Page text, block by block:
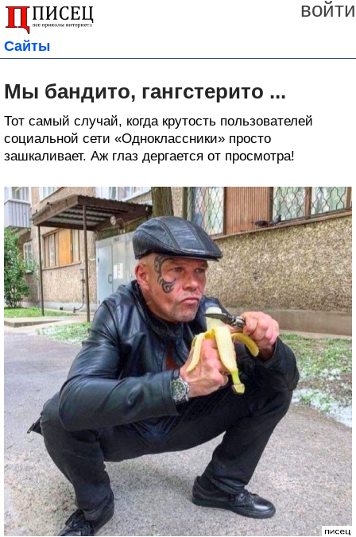
войти
Сайты
Мы бандито, гангстерито ...
Тот самый случай, когда крутость пользователей
социальной сети «Одноклассники» просто
зашкаливает. Аж глаз дергается от просмотра!